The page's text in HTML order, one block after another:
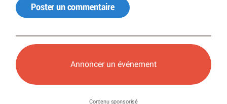
Poster un commentaire
Annoncer un événement